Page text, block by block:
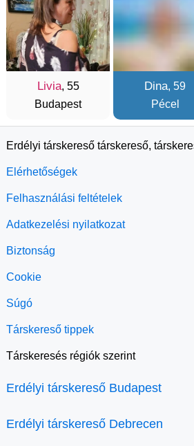
Livia, 55
Budapest
Dina, 59
Pécel
Erdélyi társkereső társkereső,
Elérhetőségek
Felhasználási feltételek
Adatkezelési nyilatkozat
Biztonság
Cookie
Súgó
Társkereső tippek
Társkeresés régiók szerint
Erdélyi társkereső Budapest
Erdélyi társkereső Debrecen